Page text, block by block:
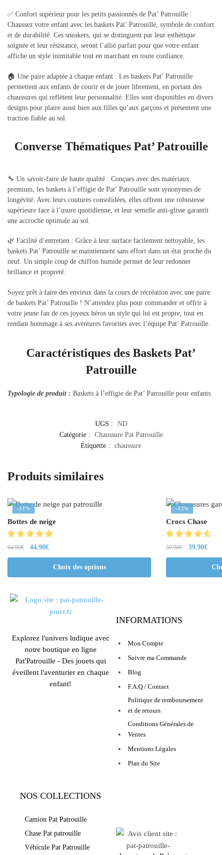
✅ Confort supérieur pour les petits passionnés de Pat’ Patrouille :
Chaussez votre enfant avec les baskets Pat’ Patrouille, symbole de confort
et de durabilité. Ces sneakers, qui se distinguent par leur esthétique
soignée et leur résistance, seront l’allié parfait pour que votre enfant
affiche un style inimitable tout en marchant en toute confiance.
🏠 Une paire adaptée à chaque enfant : Les baskets Pat’ Patrouille
permettent aux enfants de courir et de jouer librement, en portant des
chaussures qui reflètent leur personnalité. Elles sont disponibles en divers
designs pour plaire aussi bien aux filles qu’aux garçons et présentent une
traction fiable au sol.
Converse Thématiques Pat’ Patrouille
🔧 Un savoir-faire de haute qualité : Conçues avec des matériaux
premium, les baskets à l’effigie de Pat’ Patrouille sont synonymes de
longévité. Avec leurs coutures consolidées, elles offrent une robustesse
supérieure face à l’usure quotidienne, et leur semelle anti-glisse garantit
une accroche optimale au sol.
🌿 Facilité d’entretien : Grâce à leur surface facilement nettoyable, les
baskets Pat’ Patrouille se maintiennent sans effort dans un état proche du
neuf. Un simple coup de chiffon humide permet de leur redonner
brillance et propreté.
Soyez prêt à faire des envieux dans la cours de récréation avec une paire
de baskets Pat’ Patrouille ! N’attendez plus pour commander et offrir à
votre jeune fan de ces joyeux héros un style qui lui est propre, tout en
rendant hommage à ses aventures favorites avec l’équipe Pat’ Patrouille.
Caractéristiques des Baskets Pat’
Patrouille
Typologie de produit : Baskets à l’effigie de Pat’ Patrouille pour enfants
UGS :
ND
Catégorie :
Chaussure Pat Patrouille
Étiquette :
chaussure
Produits similaires
-31%
Bottes de neige
64.90€ 44.90€
Choix des options
-33%
Crocs Chase
59.90€ 39.90€
Explorez l'univers ludique avec
notre boutique en ligne
Pat'Patrouille - Des jouets qui
éveillent l'aventurier en chaque
enfant!
INFORMATIONS
Mon Compte
Suivre ma Commande
Blog
F.A.Q / Contact
Politique de remboursement
et de retours
Conditions Générales de
Ventes
Mentions Légales
Plan du Site
NOS COLLECTIONS
Camion Pat Patrouille
Chase Pat patrouille
Véhicule Pat Patrouille